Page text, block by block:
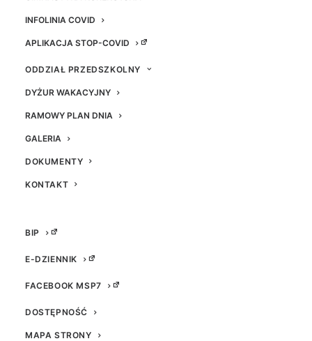
INFOLINIA COVID
APLIKACJA STOP-COVID
ODDZIAŁ PRZEDSZKOLNY
DYŻUR WAKACYJNY
RAMOWY PLAN DNIA
GALERIA
DOKUMENTY
KONTAKT
BIP
E-DZIENNIK
FACEBOOK MSP7
DOSTĘPNOŚĆ
MAPA STRONY
Alicja
Denisz